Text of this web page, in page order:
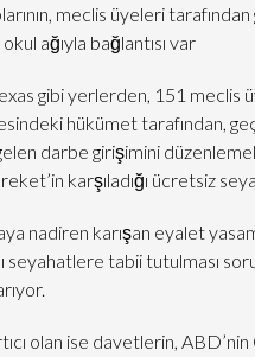
meclis üyeleri
ağıyla bağlantısı var
gibi yerlerden, 151 meclis
hükümet tarafından,
darbe girişimini
karşıladığı ücretsiz
nadiren karışan eyalet
seyahatlere tabii tutulması
olan ise davetlerin,